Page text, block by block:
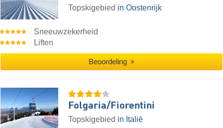
Topskigebied in Oostenrijk
Sneeuwzekerheid
Liften
Beoordeling
Folgaria/​Fiorentini
Topskigebied in Italië